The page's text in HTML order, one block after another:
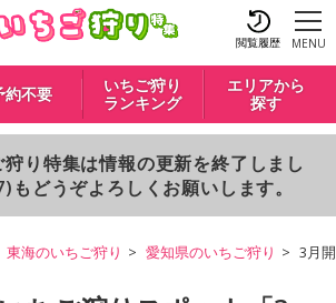
閲覧履歴 MENU
約不要
いちご狩り
ランキング
エリアから
探す
り特集は情報の更新を終了しまし
もどうぞよろしくお願いします。
東海のいちご狩り 愛知県のいちご狩り 3月